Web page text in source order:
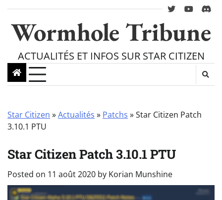
content
twitteryoutube
Wormhole Tribune
ACTUALITÉS ET INFOS SUR STAR CITIZEN
Star Citizen »Actualités » Patchs »Star Citizen Patch
3.10.1 PTU
Star Citizen Patch 3.10.1 PTU
Posted on 11 août 2020 by Korian Munshine